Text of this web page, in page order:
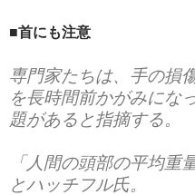
■首にも注意
専門家たちは、手の損
を長時間前かがみにな
題があると指摘する。
「人間の頭部の平均重
とハッチフル氏。